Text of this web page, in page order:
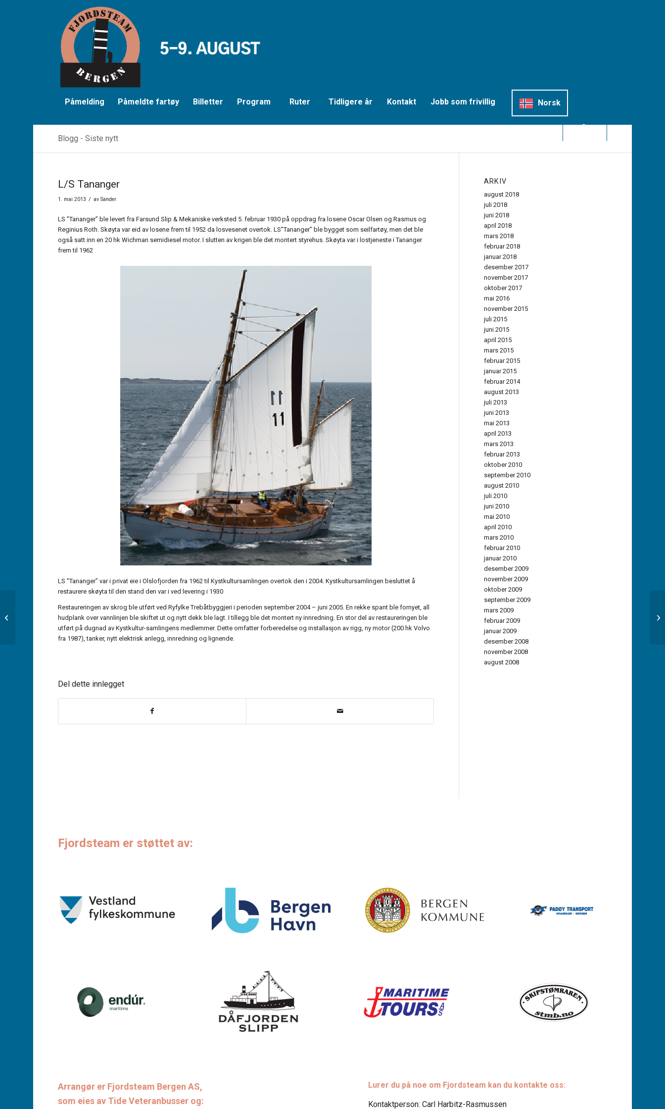
Påmelding Påmeldte fartøy Billetter Program Ruter Tidligere år Kontakt Jobb som frivillig Norsk
Blogg - Siste nytt
L/S Tananger
1. mai 2013 / avSander
LS ”Tananger” ble levert fra Farsund Slip & Mekaniske verksted 5. februar 1930 på oppdrag fra losene Oscar Olsen og Rasmus og
Reginius Roth. Skøyta var eid av losene frem til 1952 da losvesenet overtok. LS”Tananger” ble bygget som seilfartøy, men det ble
også satt inn en 20 hk Wichman semidiesel motor. I slutten av krigen ble det montert styrehus. Skøyta var i lostjeneste i Tananger
frem til 1962
LS ”Tananger” var i privat eie i Olslofjorden fra 1962 til Kystkultursamlingen overtok den i 2004. Kystkultursamlingen besluttet å
restaurere skøyta til den stand den var i ved levering i 1930
Restaureringen av skrog ble utført ved Ryfylke Trebåtbyggjeri i perioden september 2004 – juni 2005. En rekke spant ble fornyet, all
hudplank over vannlinjen ble skiftet ut og nytt dekk ble lagt. I tillegg ble det montert ny innredning. En stor del av restaureringen ble
utført på dugnad av Kystkultur-samlingens medlemmer. Dette omfatter forberedelse og installasjon av rigg, ny motor (200 hk Volvo
fra 1987), tanker, nytt elektrisk anlegg, innredning og lignende.
Del dette innlegget
ARKIV
august 2018
juli 2018
juni 2018
april 2018
mars 2018
februar 2018
januar 2018
desember 2017
november 2017
oktober 2017
mai 2016
november 2015
juli 2015
juni 2015
april 2015
mars 2015
februar 2015
januar 2015
februar 2014
august 2013
juli 2013
juni 2013
mai 2013
april 2013
mars 2013
februar 2013
oktober 2010
september 2010
august 2010
juli 2010
juni 2010
mai 2010
april 2010
mars 2010
februar 2010
januar 2010
desember 2009
november 2009
oktober 2009
september 2009
mars 2009
februar 2009
januar 2009
desember 2008
november 2008
august 2008
Fjordsteam er støttet av:
Arrangør er Fjordsteam Bergen AS,
som eies av Tide Veteranbusser og:
Lurer du på noe om Fjordsteam kan du kontakte oss:
Kontaktperson: Carl Harbitz-Rasmussen